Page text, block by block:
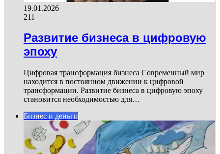
19.01.2026
211
Развитие бизнеса в цифровую
эпоху
Цифровая трансформация бизнеса Современный мир
находится в постоянном движении к цифровой
трансформации. Развитие бизнеса в цифровую эпоху
становится необходимостью для…
Бизнес и деньги